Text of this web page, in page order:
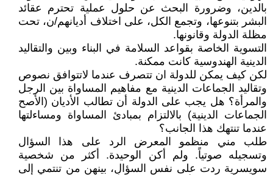
بالدين، وضرورة البحث عن حلول عملية تحترم عقائد
البشر بتنوعها، وتجمع الكل، على اختلاف أديانهم/ن، تحت
مظلة الدولة وقانونها.
التسوية الخاصة بقواعد السلامة في البناء وبين والتقاليد
الدينية الهندوسية كانت ممكنة.
لكن كيف يمكن للدولة ان تتصرف عندما لاتتوافق نصوص
وتقاليد الجماعات الدينية مع مفاهيم المساواة بين الرجل
والمرأة؟ هل يجب على الدولة أن تطالب الأديان (الأصح
الجماعات الدينية) بالالتزام بمبادئ المساواة ومساءلتها
عندما تنتهك هذا الجانب؟
طلب مني منظمو المعرض الرد على هذا السؤال
وتسجيله صوتياً. ولم أكن الوحيدة. أكثر من شخصية
سويسرية ردت على نفس السؤال، بينهن من تنتمي إلى